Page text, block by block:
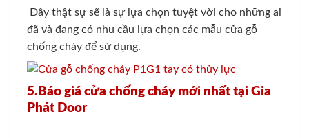
Đây thật sự sẽ là sự lựa chọn tuyệt vời cho những ai
đã và đang có nhu cầu lựa chọn các mẫu cửa gỗ
chống cháy để sử dụng.
5.Báo giá cửa chống cháy mới nhất tại Gia
Phát Door